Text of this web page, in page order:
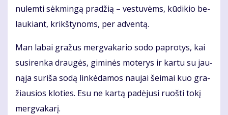
nu­lem­ti sėk­min­gą pra­džią – ves­tu­vėms, kū­di­kio be­
lau­kiant, krikš­ty­noms, per ad­ven­tą.
Man la­bai gra­žus merg­va­ka­rio so­do pa­pro­tys, kai
su­si­ren­ka drau­gės, gi­mi­nės mo­te­rys ir kar­tu su jau­
ną­ja su­ri­ša so­dą lin­kė­da­mos nau­jai šei­mai kuo gra­
žiau­sios klo­ties. Esu ne kar­tą pa­dė­ju­si ruoš­ti to­kį
merg­va­ka­rį.